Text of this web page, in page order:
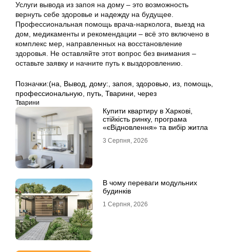
Услуги вывода из запоя на дому – это возможность
вернуть себе здоровье и надежду на будущее.
Профессиональная помощь врача-нарколога, выезд на
дом, медикаменты и рекомендации – всё это включено в
комплекс мер, направленных на восстановление
здоровья. Не оставляйте этот вопрос без внимания –
оставьте заявку и начните путь к выздоровлению.
Позначки:(на Вывод дому: запоя здоровью из помощь
профессиональную
путь Тварини через
Тварини
Купити квартиру в Харкові,
стійкість ринку, програма
«єВідновлення» та вибір житла
3 Серпня, 2026
В чому переваги модульних
будинків
1 Серпня, 2026